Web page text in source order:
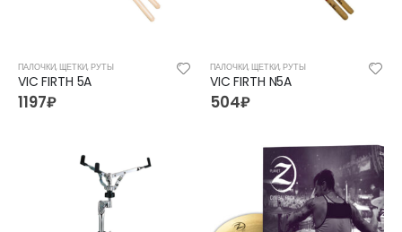
ПАЛОЧКИ, ЩЕТКИ, РУТЫ
VIC FIRTH 5A
1197₽
ПАЛОЧКИ, ЩЕТКИ, РУТЫ
VIC FIRTH N5A
504₽
4700₽
FFG-2039C-BK Акустическая гитара, черная, Foix
4700₽ 3500₽